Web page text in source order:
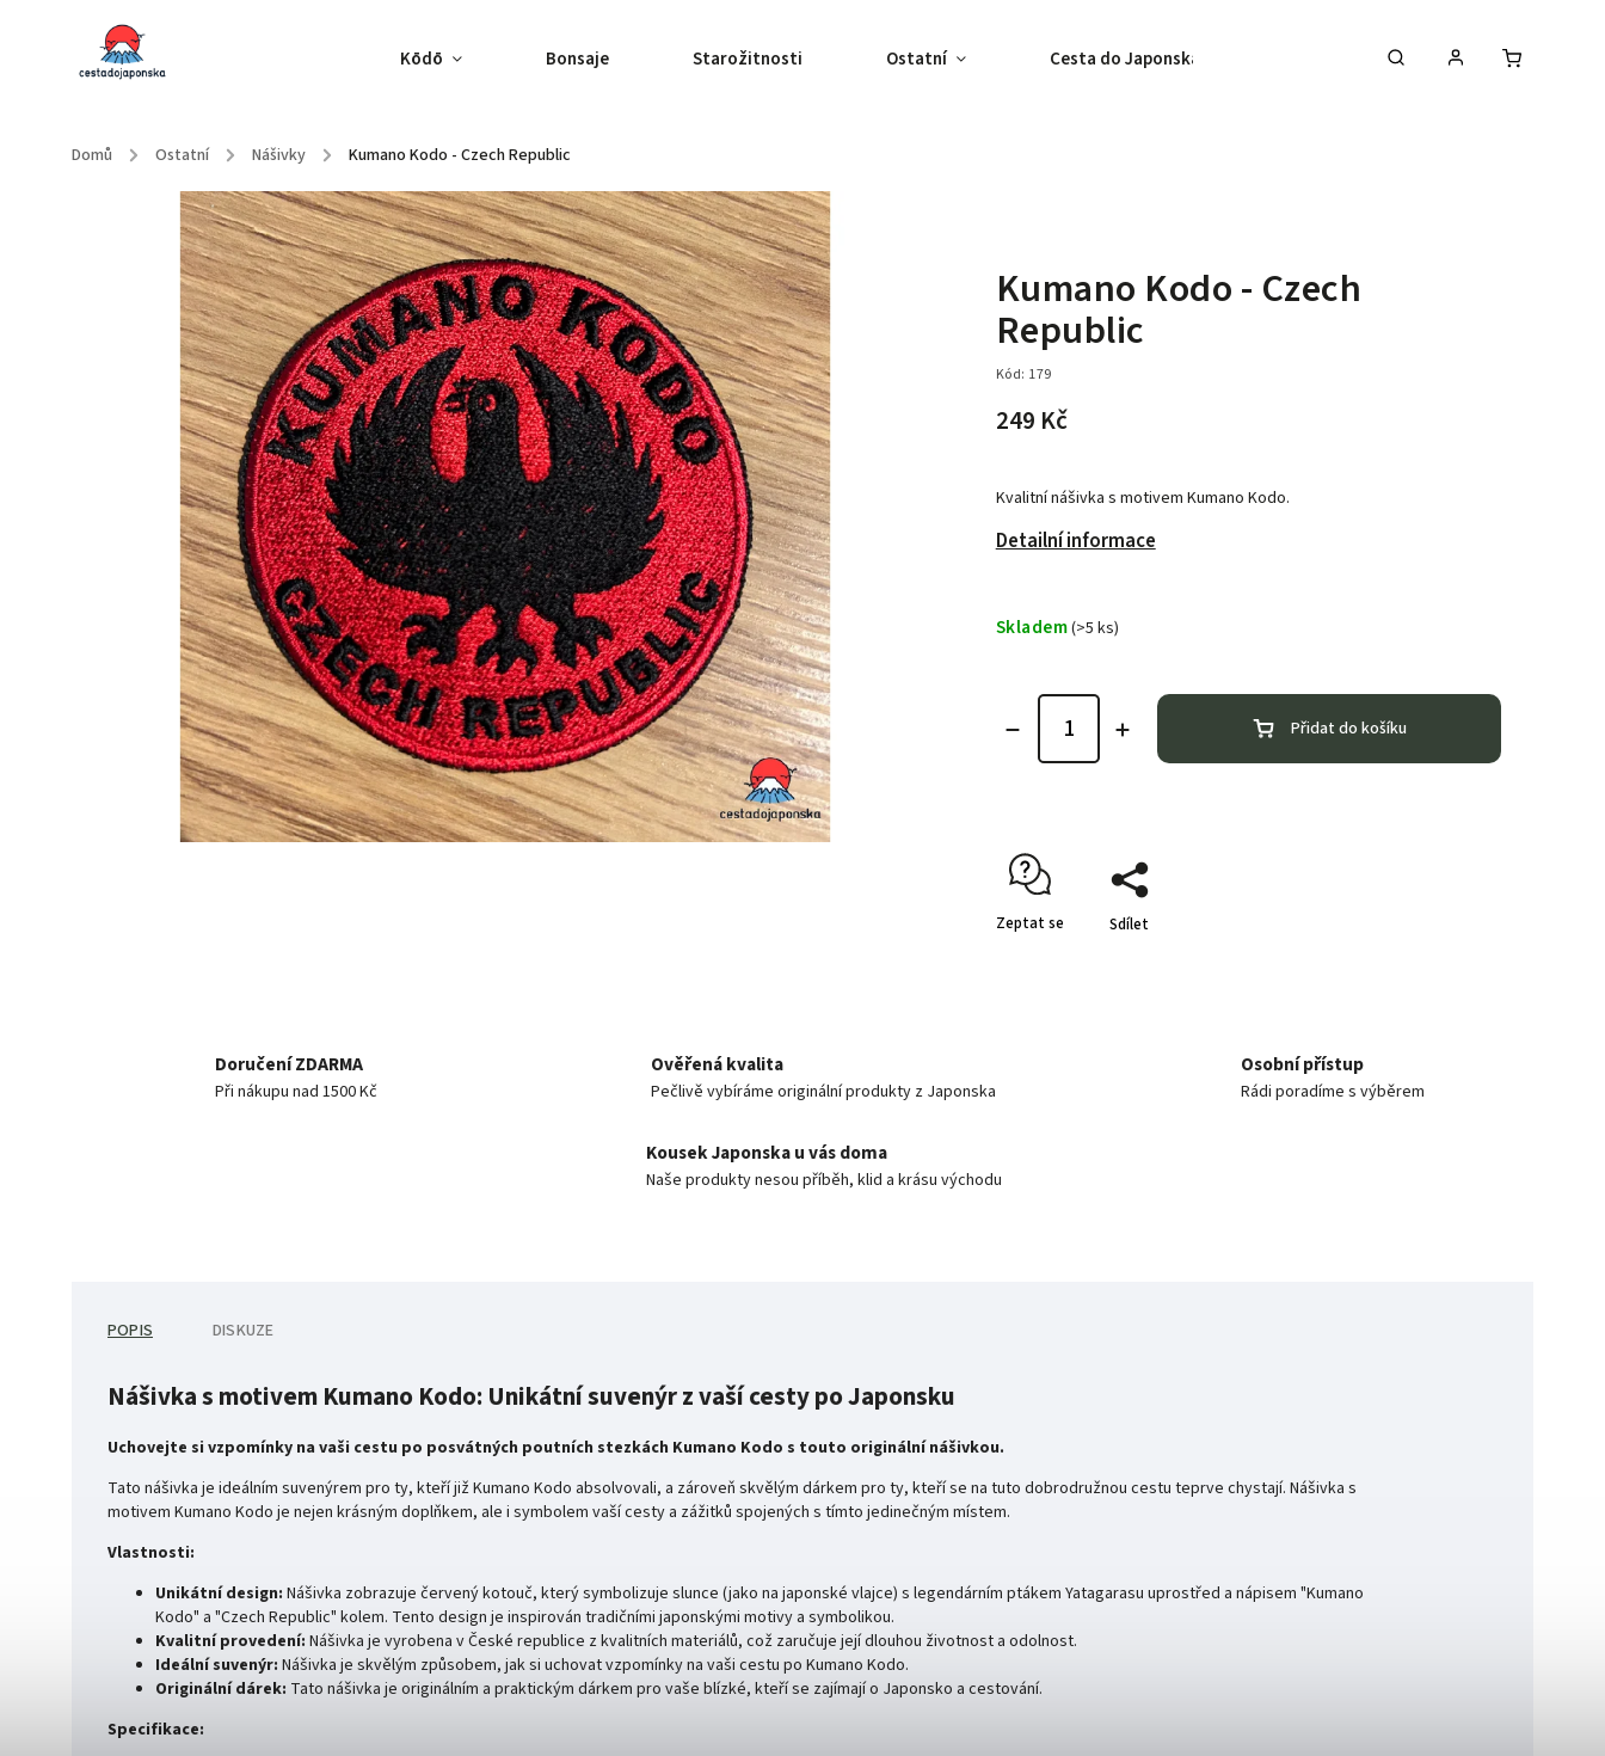
Kōdō Bonsaje Starožitnosti Ostatní Cesta do Japonska
Domů / Ostatní / Nášivky / Kumano Kodo - Czech Republic
Kumano Kodo - Czech
Republic
Kód: 179
249 Kč
Kvalitní nášivka s motivem Kumano Kodo.
Detailní informace
Skladem(>5 ks)
Přidat do košíku
Zeptat se Sdílet
Doručení ZDARMA
Při nákupu nad 1500 Kč
Ověřená kvalita
Pečlivě vybíráme originální produkty z Japonska
Osobní přístup
Rádi poradíme s výběrem
Kousek Japonska u vás doma
Naše produkty nesou příběh, klid a krásu východu
POPIS DISKUZE
Nášivka s motivem Kumano Kodo: Unikátní suvenýr z vaší cesty po Japonsku
Uchovejte si vzpomínky na vaši cestu po posvátných poutních stezkách Kumano Kodo s touto originální nášivkou.
Tato nášivka je ideálním suvenýrem pro ty, kteří již Kumano Kodo absolvovali, a zároveň skvělým dárkem pro ty, kteří se na tuto dobrodružnou cestu teprve chystají. Nášivka s
motivem Kumano Kodo je nejen krásným doplňkem, ale i symbolem vaší cesty a zážitků spojených s tímto jedinečným místem.
Vlastnosti:
Unikátní design: Nášivka zobrazuje červený kotouč, který symbolizuje slunce (jako na japonské vlajce) s legendárním ptákem Yatagarasu uprostřed a nápisem "Kumano
Kodo" a "Czech Republic" kolem. Tento design je inspirován tradičními japonskými motivy a symbolikou.
Kvalitní provedení: Nášivka je vyrobena v České republice z kvalitních materiálů, což zaručuje její dlouhou životnost a odolnost.
Ideální suvenýr: Nášivka je skvělým způsobem, jak si uchovat vzpomínky na vaši cestu po Kumano Kodo.
Originální dárek: Tato nášivka je originálním a praktickým dárkem pro vaše blízké, kteří se zajímají o Japonsko a cestování.
Specifikace: